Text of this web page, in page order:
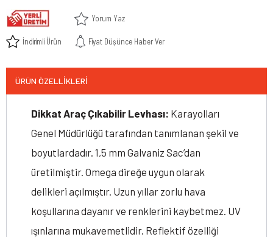
Yorum Yaz
İndirimli Ürün Fiyat Düşünce Haber Ver
ÜRÜN ÖZELLIKLERI
Dikkat Araç Çıkabilir Levhası: Karayolları
Genel Müdürlüğü tarafından tanımlanan şekil ve
boyutlardadır. 1,5 mm Galvaniz Sac’dan
üretilmiştir. Omega direğe uygun olarak
delikleri açılmıştır. Uzun yıllar zorlu hava
koşullarına dayanır ve renklerini kaybetmez. UV
ışınlarına mukavemetlidir. Reflektif özelliği